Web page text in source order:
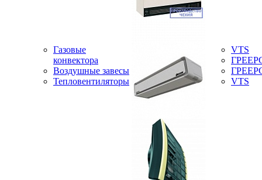
Газовые
конвектора
Воздушные завесы
Тепловентиляторы
VTS
VTS